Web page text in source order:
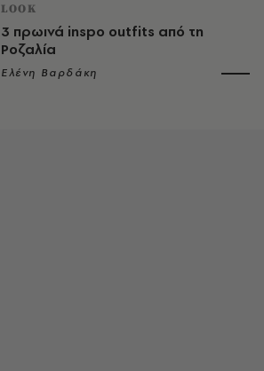
LOOK
3 πρωινά inspo outfits από τη
Ροζαλία
Ελένη Βαρδάκη